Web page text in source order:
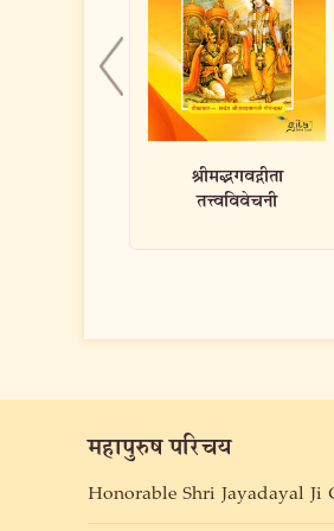
तत्त्वचिन्तामणि
महापुरुष परिचय
Honorable Shri Jayadayal Ji